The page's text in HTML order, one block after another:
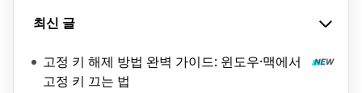
최신 글
고정 키 해제 방법 완벽 가이드: 윈도우·맥에서
고정 키 끄는 법